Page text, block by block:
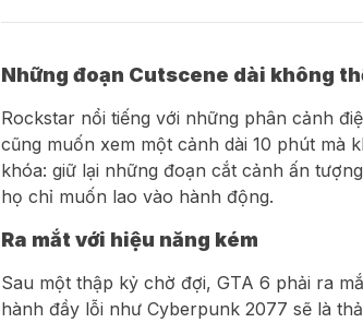
Những đoạn Cutscene dài không
Rockstar nổi tiếng với những phân cảnh
cũng muốn xem một cảnh dài 10 phút mà
khóa: giữ lại những đoạn cắt cảnh ấn
họ chỉ muốn lao vào hành động.
Ra mắt với hiệu năng kém
Sau một thập kỷ chờ đợi, GTA 6 phải ra
hành đầy lỗi như Cyberpunk 2077 sẽ là